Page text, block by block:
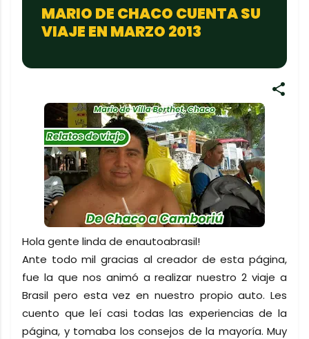
MARIO DE CHACO CUENTA SU
VIAJE EN MARZO 2013
Hola gente linda de enautoabrasil!
Ante todo mil gracias al creador de esta página,
fue la que nos animó a realizar nuestro 2 viaje a
Brasil pero esta vez en nuestro propio auto. Les
cuento que leí casi todas las experiencias de la
página, y tomaba los consejos de la mayoría. Muy